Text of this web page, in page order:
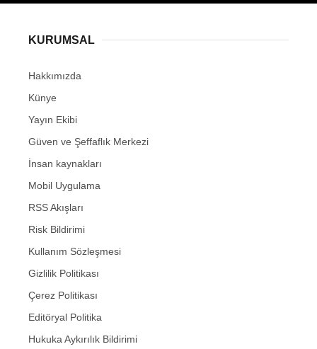
KURUMSAL
Hakkımızda
Künye
Yayın Ekibi
Güven ve Şeffaflık Merkezi
İnsan kaynakları
Mobil Uygulama
RSS Akışları
Risk Bildirimi
Kullanım Sözleşmesi
Gizlilik Politikası
Çerez Politikası
Editöryal Politika
Hukuka Aykırılık Bildirimi